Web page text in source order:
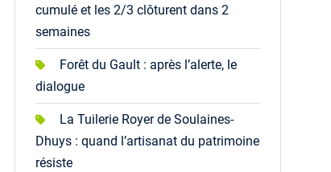
cumulé et les 2/3 clôturent dans 2
semaines
Forêt du Gault : après l’alerte, le
dialogue
La Tuilerie Royer de Soulaines-
Dhuys : quand l’artisanat du patrimoine
résiste